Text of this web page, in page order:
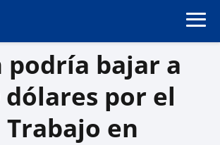
podría bajar a
dólares por el
Trabajo en